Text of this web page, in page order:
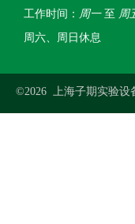
工作时间： 周一至 周
周六、周日休息
©2026 上海子期实验设